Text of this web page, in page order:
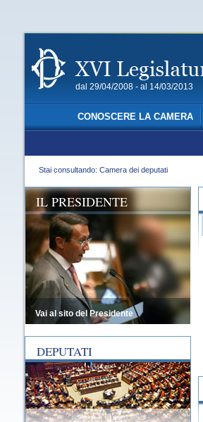
dal 29/04/2008 - al 14/03/2013
CONOSCERE LA CAMERA
Stai consultando: Camera dei deputati
IL PRESIDENTE
Vai al sito del Presidente
DEPUTATI